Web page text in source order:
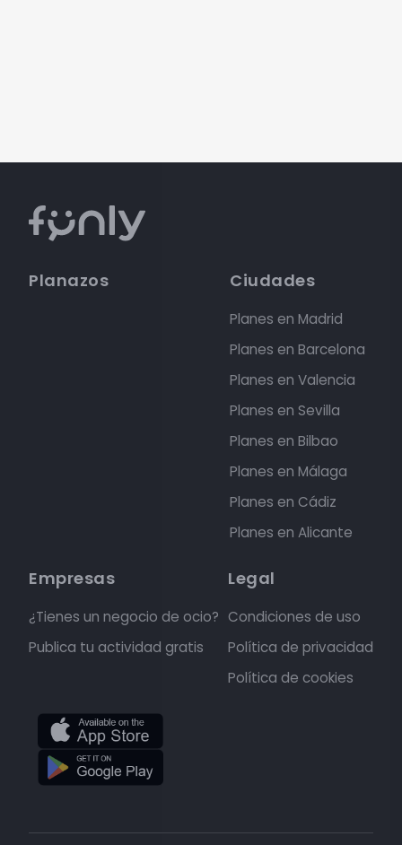
Planazos Ciudades
Planes en Madrid
Planes en Barcelona
Planes en Valencia
Planes en Sevilla
Planes en Bilbao
Planes en Málaga
Planes en Cádiz
Planes en Alicante
Empresas
¿Tienes un negocio de ocio?
Publica tu actividad gratis
Legal
Condiciones de uso
Política de privacidad
Política de cookies